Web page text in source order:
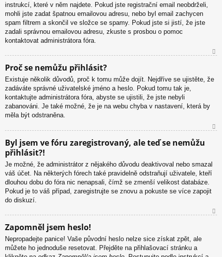
instrukcí, které v něm najdete. Pokud jste registrační email neobdrželi,
mohli jste zadat špatnou emailovou adresu, nebo byl email zachycen
spam filtrem a skončil ve složce se spamy. Pokud jste si jistí, že jste
zadali správnou emailovou adresu, zkuste s prosbou o pomoc
kontaktovat administrátora fóra.
or
Proč se nemůžu přihlásit?
Existuje několik důvodů, proč k tomu může dojít. Nejdříve se ujistěte, že
zadáváte správné uživatelské jméno a heslo. Pokud tomu tak je,
kontaktujte administrátora fóra, abyste se ujistili, že jste nebyli
zabanováni. Je také možné, že je na webu chyba v nastavení, která by
měla být odstraněna.
u
Byl jsem ve fóru zaregistrovaný, ale teď se nemůžu
přihlásit?!
Je možné, že administrátor z nějakého důvodu deaktivoval nebo smazal
váš účet. Na některých fórech také pravidelně odstraňují uživatele, kteří
dlouhou dobu do fóra nic nenapsali, čímž se zmenší velikost databáze.
Pokud je to váš případ, zaregistrujte se znovu a pokuste se více zapojit
do diskuzí.
Zapomněl jsem heslo!
Nepropadejte panice! Vaše původní heslo nelze sice získat zpět, ale
můžete ho jednoduše resetovat. Přejděte na přihlašovací stránku a